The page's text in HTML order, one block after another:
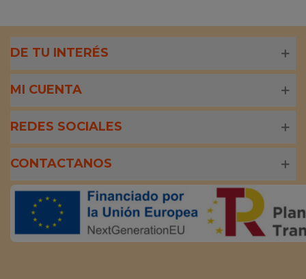
DE TU INTERÉS
MI CUENTA
REDES SOCIALES
CONTACTANOS